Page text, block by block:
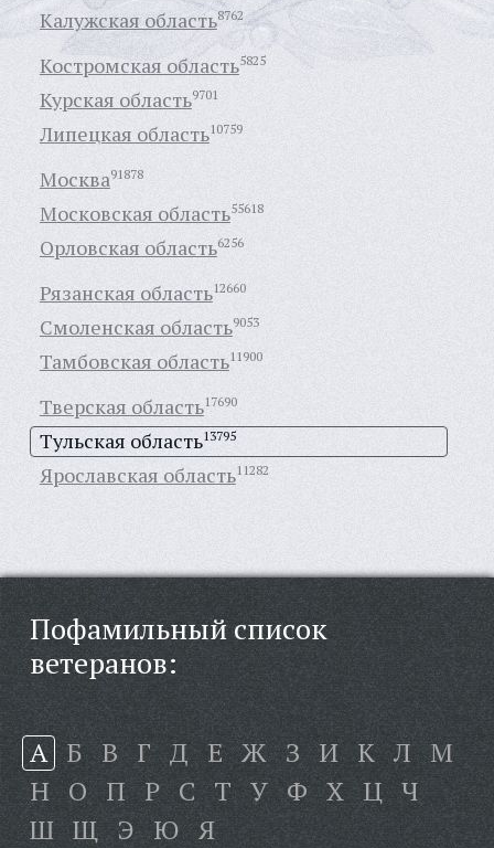
Калужская область8762
Костромская область5825
Курская область9701
Липецкая область10759
Москва91878
Московская область55618
Орловская область6256
Рязанская область12660
Смоленская область9053
Тамбовская область11900
Тверская область17690
Тульская область13795
Ярославская область11282
Пофамильный список
ветеранов:
А Б В Г Д Е Ж З И К Л М
Н О П Р С Т У Ф Х Ц Ч
Ш Щ Э Ю Я